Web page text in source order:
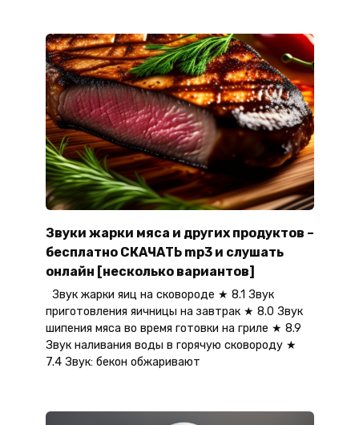
Звуки жарки мяса и других продуктов –
бесплатно СКАЧАТЬ mp3 и слушать
онлайн [несколько вариантов]
Звук жарки яиц на сковороде ★ 8.1 Звук
приготовления яичницы на завтрак ★ 8.0 Звук
шипения мяса во время готовки на гриле ★ 8.9
Звук наливания воды в горячую сковороду ★
7.4 Звук: бекон обжаривают